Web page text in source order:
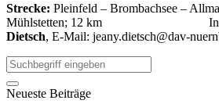
Strecke: Pleinfeld – Brombachsee –
Mühlstetten; 12 km Info/
Dietsch, E-Mail: jeany.dietsch@dav-
Neueste Beiträge